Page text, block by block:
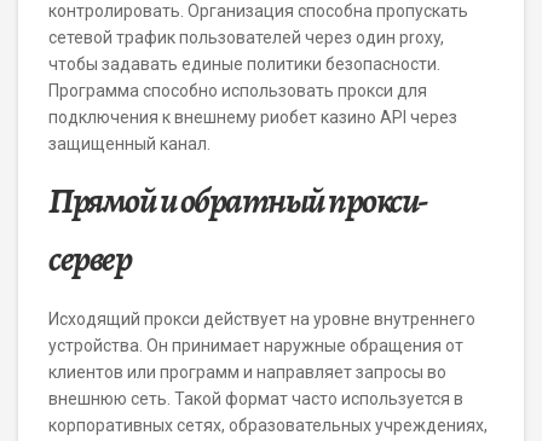
контролировать. Организация способна пропускать
сетевой трафик пользователей через один proxy,
чтобы задавать единые политики безопасности.
Программа способно использовать прокси для
подключения к внешнему риобет казино API через
защищенный канал.
Прямой и обратный прокси-
сервер
Исходящий прокси действует на уровне внутреннего
устройства. Он принимает наружные обращения от
клиентов или программ и направляет запросы во
внешнюю сеть. Такой формат часто используется в
корпоративных сетях, образовательных учреждениях,